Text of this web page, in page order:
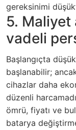
gereksinimi
5. Maliyet
vadeli
Başlangıçta
başlanabilir;
cihazlar daha
düzenli
ömrü, fiyatı ve
batarya